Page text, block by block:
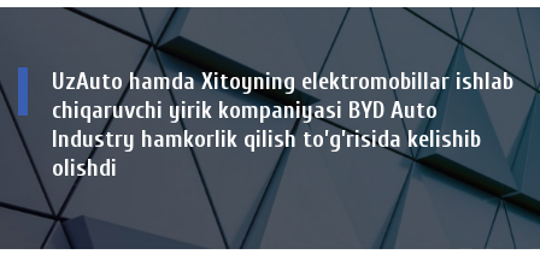
UzAuto hamda Xitoyning elektromobillar ishlab
chiqaruvchi yirik kompaniyasi BYD Auto
Industry hamkorlik qilish to’g’risida kelishib
olishdi